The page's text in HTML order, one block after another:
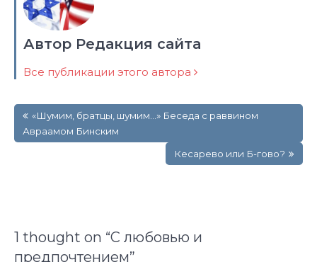
Автор Редакция сайта
Все публикации этого автора
по
записям
«Шумим, братцы, шумим…» Беседа с раввином
Авраамом Бинским
Кесарево или Б-гово?
1 thought on “С любовью и
предпочтением”